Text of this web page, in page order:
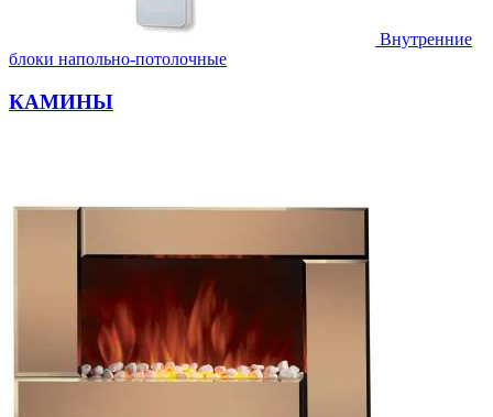
Внутренние
блоки напольно-потолочные
КАМИНЫ